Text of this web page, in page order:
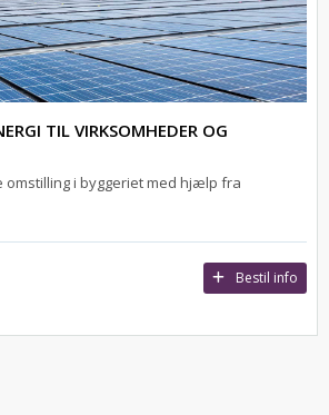
TIL VIRKSOMHEDER OG
omstilling i byggeriet med hjælp fra
Bestil info